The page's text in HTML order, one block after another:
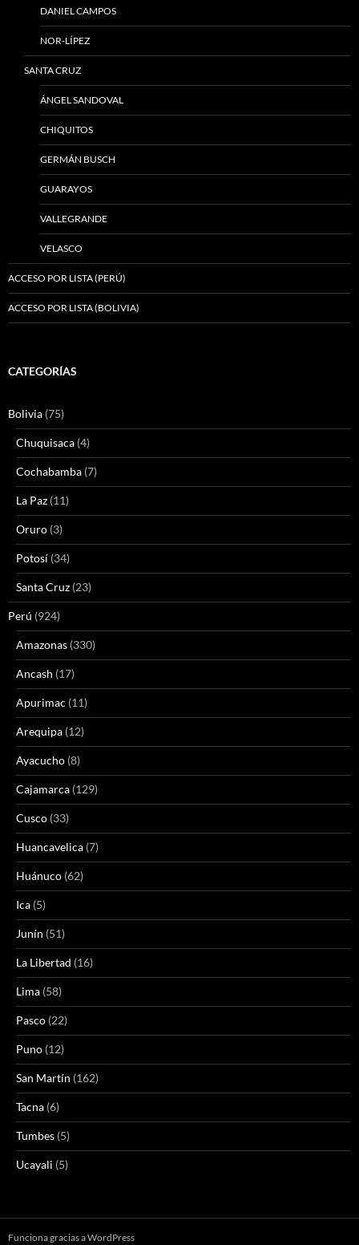
DANIEL CAMPOS
NOR-LÍPEZ
SANTA CRUZ
ÁNGEL SANDOVAL
CHIQUITOS
GERMÁN BUSCH
GUARAYOS
VALLEGRANDE
VELASCO
ACCESO POR LISTA (PERÚ)
ACCESO POR LISTA (BOLIVIA)
CATEGORÍAS
Bolivia (75)
Chuquisaca (4)
Cochabamba (7)
La Paz (11)
Oruro (3)
Potosí (34)
Santa Cruz (23)
Perú (924)
Amazonas (330)
Ancash (17)
Apurimac (11)
Arequipa (12)
Ayacucho (8)
Cajamarca (129)
Cusco (33)
Huancavelica (7)
Huánuco (62)
Ica (5)
Junín (51)
La Libertad (16)
Lima (58)
Pasco (22)
Puno (12)
San Martín (162)
Tacna (6)
Tumbes (5)
Ucayali (5)
Funciona gracias a WordPress